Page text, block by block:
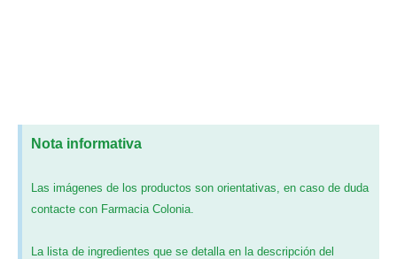
Nota informativa
Las imágenes de los productos son orientativas, en caso de duda
contacte con Farmacia Colonia.
La lista de ingredientes que se detalla en la descripción del